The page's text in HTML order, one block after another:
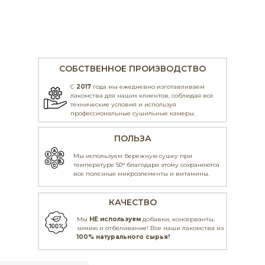
СОБСТВЕННОЕ ПРОИЗВОДСТВО
КАЧЕСТВО
ПОЛЬЗА
С 2017 года мы ежедневно изготавливаем
лакомства для наших клиентов, соблюдая все
технические условия и используя
профессиональные сушильные камеры.
Мы НЕ используем добавки, консерванты,
химию и отбеливание! Все наши лакомства из
100% натурального сырья!
Мы используем бережную сушку при
температуре 50° благодаря этому сохраняются
все полезные микроэлементы и витамины.